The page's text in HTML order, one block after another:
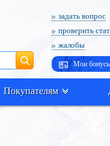
задать вопрос
проверить
жалобы
Мои
Поиск
Покупателям